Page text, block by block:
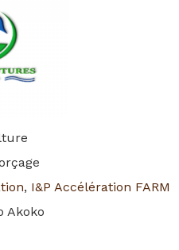
, I&P Accélération FARM
Akoko